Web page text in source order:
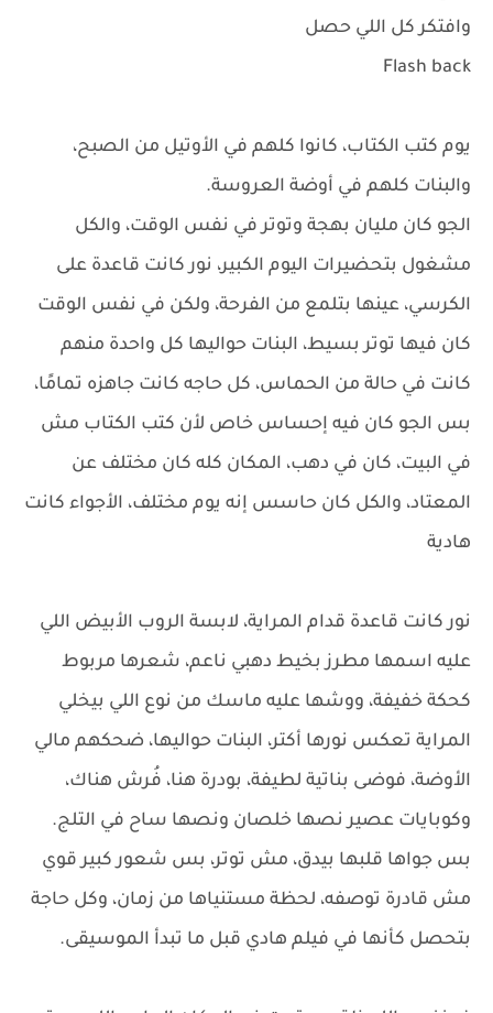
وافتكر كل اللي حصل
Flash back
يوم كتب الكتاب، كانوا كلهم في الأوتيل من الصبح،
والبنات كلهم في أوضة العروسة.
الجو كان مليان بهجة وتوتر في نفس الوقت، والكل
مشغول بتحضيرات اليوم الكبير، نور كانت قاعدة على
الكرسي، عينها بتلمع من الفرحة، ولكن في نفس الوقت
كان فيها توتر بسيط، البنات حواليها كل واحدة منهم
كانت في حالة من الحماس، كل حاجه كانت جاهزه تمامًا،
بس الجو كان فيه إحساس خاص لأن كتب الكتاب مش
في البيت، كان في دهب، المكان كله كان مختلف عن
المعتاد، والكل كان حاسس إنه يوم مختلف، الأجواء كانت
هادية
نور كانت قاعدة قدام المراية، لابسة الروب الأبيض اللي
عليه اسمها مطرز بخيط دهبي ناعم، شعرها مربوط
كحكة خفيفة، ووشها عليه ماسك من نوع اللي بيخلي
المراية تعكس نورها أكتر، البنات حواليها، ضحكهم مالي
الأوضة، فوضى بناتية لطيفة، بودرة هنا، فُرش هناك،
وكوبايات عصير نصها خلصان ونصها ساح في التلج.
بس جواها قلبها بيدق، مش توتر، بس شعور كبير قوي
مش قادرة توصفه، لحظة مستنياها من زمان، وكل حاجة
بتحصل كأنها في فيلم هادي قبل ما تبدأ الموسيقى.